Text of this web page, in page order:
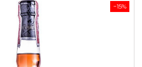
−15%